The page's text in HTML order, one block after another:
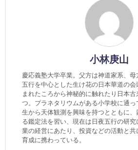
小林庚山
慶応義塾大学卒業。父方は神道家系、
五行を中心とした生け花の日本華道の
まれたころから神秘的に触れたり日本
つ。プラネタリウムがある小学校に通
生から天体観測を興味を持つとともに、
る鑑定法を習い、現在は日夜五行の研
業の経営にあたり、投資などの活動と
育成に携わっている。